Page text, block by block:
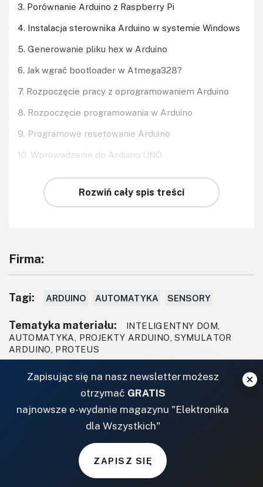
3. Porównanie Arduino z Raspberry Pi
4. Instalacja sterownika Arduino w systemie Windows
5. Generowanie pliku hex w Arduino
6. Jak wgrać bootloader w Atmega328?
7. Rozpoczęcie pracy z oprogramowaniem Arduino
8. Rozpoczęcie programowania w Arduino
9. Programowe resetowanie Arduino
10. Wprowadzenie do Arduino UNO
Rozwiń cały spis treści
Firma:
Tagi: ARDUINO AUTOMATYKA SENSORY
Tematyka materiału:
INTELIGENTNY DOM,
AUTOMATYKA, PROJEKTY ARDUINO, SYMULATOR
ARDUINO, PROTEUS
AUTOR
Syed Zain
Nasir
Założyciel "The Engineering Projects"
(TEP), od 2009 roku programista.
Zapisując się na nasz newsletter możesz
otrzymać GRATIS
najnowsze e-wydanie magazynu "Elektronika
dla Wszystkich"
ZAPISZ SIĘ